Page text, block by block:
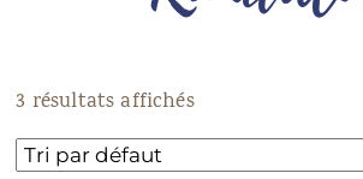
Boutique en
École de yoga
3 résultats affichés